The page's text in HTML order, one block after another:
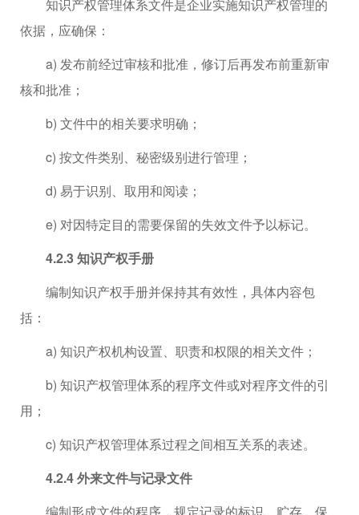
知识产权管理体系文件是企业实施知识产权管理的
依据，应确保：
a) 发布前经过审核和批准，修订后再发布前重新审
核和批准；
b) 文件中的相关要求明确；
c) 按文件类别、秘密级别进行管理；
d) 易于识别、取用和阅读；
e) 对因特定目的需要保留的失效文件予以标记。
4.2.3 知识产权手册
编制知识产权手册并保持其有效性，具体内容包
括：
a) 知识产权机构设置、职责和权限的相关文件；
b) 知识产权管理体系的程序文件或对程序文件的引
用；
c) 知识产权管理体系过程之间相互关系的表述。
4.2.4 外来文件与记录文件